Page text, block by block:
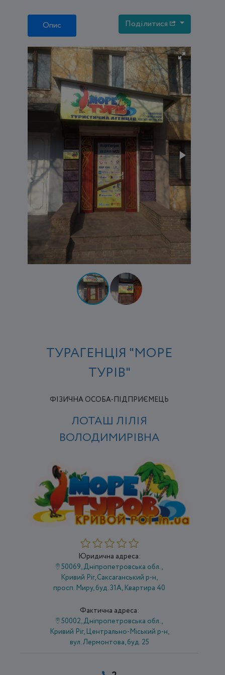
Опис Поділитися
ТУРАГЕНЦІЯ "МОРЕ
ТУРІВ"
ФІЗИЧНА ОСОБА-ПІДПРИЄМЕЦЬ
ЛОТАШ ЛІЛІЯ
ВОЛОДИМИРІВНА
Юридична адреса:
50069, Дніпропетровська обл.,
Кривий Ріг, Саксаганський р-н,
просп. Миру, буд. 31А, Квартира 40
Фактична адреса:
50002, Дніпропетровська обл.,
Кривий Ріг, Центрально-Міський р-н,
вул. Лермонтова, буд. 25